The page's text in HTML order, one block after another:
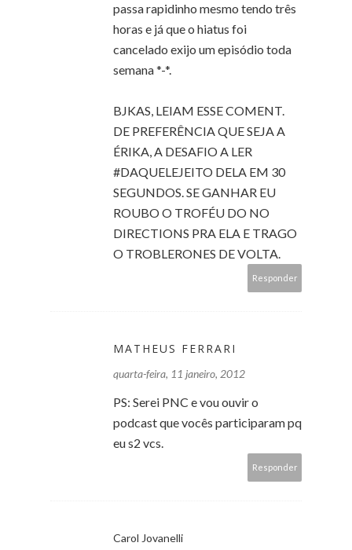
passa rapidinho mesmo tendo três
horas e já que o hiatus foi
cancelado exijo um episódio toda
semana *-*.
BJKAS, LEIAM ESSE COMENT.
DE PREFERÊNCIA QUE SEJA A
ÉRIKA, A DESAFIO A LER
#DAQUELEJEITO DELA EM 30
SEGUNDOS. SE GANHAR EU
ROUBO O TROFÉU DO NO
DIRECTIONS PRA ELA E TRAGO
O TROBLERONES DE VOLTA.
Responder
MATHEUS FERRARI
quarta-feira, 11 janeiro, 2012
PS: Serei PNC e vou ouvir o
podcast que vocês participaram pq
eu s2 vcs.
Responder
Carol Jovanelli